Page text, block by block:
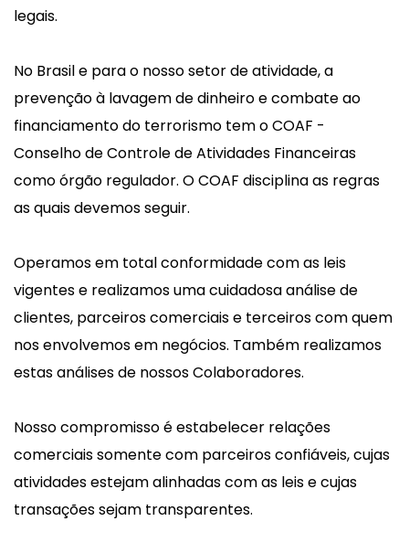
legais.
No Brasil e para o nosso setor de atividade, a
prevenção à lavagem de dinheiro e combate ao
financiamento do terrorismo tem o COAF -
Conselho de Controle de Atividades Financeiras
como órgão regulador. O COAF disciplina as regras
as quais devemos seguir.
Operamos em total conformidade com as leis
vigentes e realizamos uma cuidadosa análise de
clientes, parceiros comerciais e terceiros com quem
nos envolvemos em negócios. Também realizamos
estas análises de nossos Colaboradores.
Nosso compromisso é estabelecer relações
comerciais somente com parceiros confiáveis, cujas
atividades estejam alinhadas com as leis e cujas
transações sejam transparentes.